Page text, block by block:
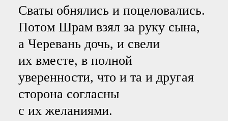
Сваты обнялись и поцеловались.
Потом Шрам взял за руку сына,
а Черевань дочь, и свели
их вместе, в полной
уверенности, что и та и другая
сторона согласны
с их желаниями.